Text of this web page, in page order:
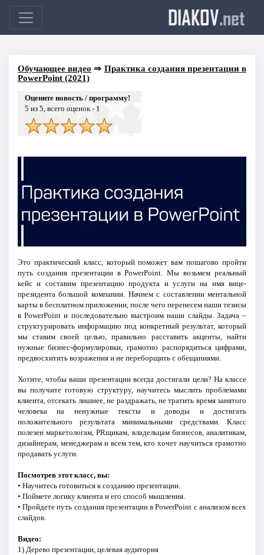
DIAKOV.net
Обучающее видео ⇒ Практика создания презентации в
PowerPoint (2021)
Оцените новость / программу!
5 из 5, всего оценок - 1
Это практический класс, который поможет вам пошагово пройти
путь создания презентации в PowerPoint. Мы возьмем реальный
кейс и составим презентацию продукта и услуги на имя вице-
президента большой компании. Начнем с составлении ментальной
карты в бесплатном приложении, после чего перенесем наши тезисы
в PowerPoint и последовательно выстроим наши слайды. Задача –
структурировать информацию под конкретный результат, который
мы ставим своей целью, правильно расставить акценты, найти
нужные бизнес-формулировки, грамотно распорядиться цифрами,
предвосхитить возражения и не переборщить с обещаниями.
Хотите, чтобы ваши презентации всегда достигали цели? На классе
вы получите готовую структуру, научитесь мыслить проблемами
клиента, отсекать лишнее, не раздражать, не тратить время занятого
человека на ненужные тексты и доводы и достигать
положительного результата минимальными средствами. Класс
полезен маркетологам, PRщикам, владельцам бизнесов, аналитикам,
дизайнерам, менеджерам и всем тем, кто хочет научиться грамотно
продавать услуги.
Посмотрев этот класс, вы:
• Научитесь готовиться к созданию презентации.
• Поймете логику клиента и его способ мышления.
• Пройдете путь создания презентации в PowerPoint с анализом всех
слайдов.
Видео:
1) Дерево презентации, целевая аудитория